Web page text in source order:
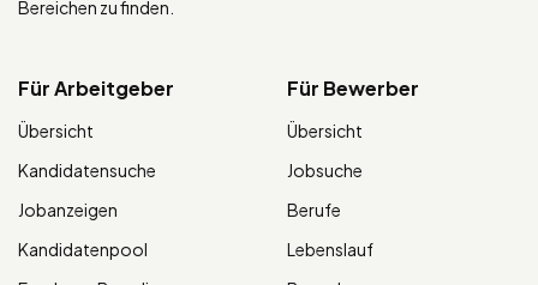
Bereichen zu finden.
Für Arbeitgeber
Übersicht
Kandidatensuche
Jobanzeigen
Kandidatenpool
Für Bewerber
Übersicht
Jobsuche
Berufe
Lebenslauf